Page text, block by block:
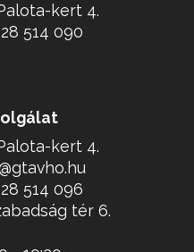
kert 4.
514 090
kert 4.
514 096
tér 6.